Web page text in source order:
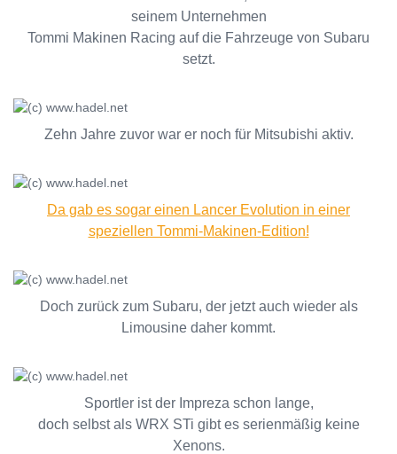
seinem Unternehmen
Tommi Makinen Racing auf die Fahrzeuge von Subaru
setzt.
Zehn Jahre zuvor war er noch für Mitsubishi aktiv.
Da gab es sogar einen Lancer Evolution in einer
speziellen Tommi-Makinen-Edition!
Doch zurück zum Subaru, der jetzt auch wieder als
Limousine daher kommt.
Sportler ist der Impreza schon lange,
doch selbst als WRX STi gibt es serienmäßig keine
Xenons.